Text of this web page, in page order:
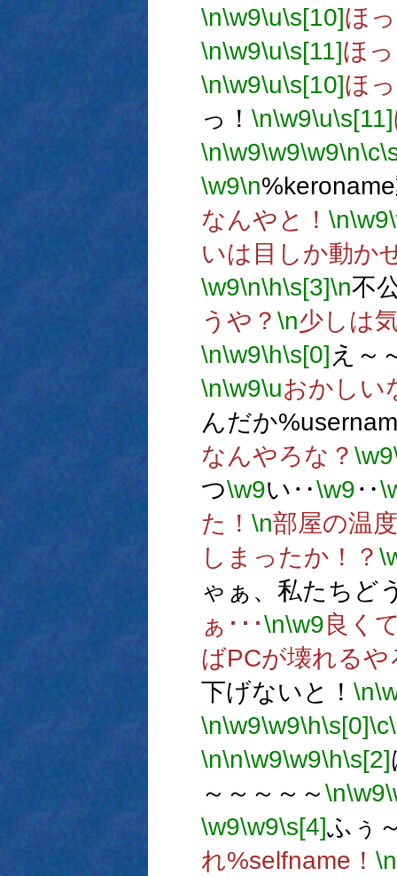
\n\w9\u\s[10]ほ
\n\w9\u\s[11]ほ
\n\w9\u\s[10]ほ
っ！ \n\w9\u\s[11]
\n\w9\w9\w9\n\c
\w9\n
なんやと！ \n\w9
いは目しか動か
\w9\n\h\s[3]\n不
うや？ \n少しは
\n\w9\h\s[0] え～
\n\w9\uおかしい
んだか
なんやろな？ \w9
つ\w9い‥\w9‥
た！ \n部屋の温
しまったか！？
ゃぁ、私たちど
ぁ･･･\n\w9良く
ばPCが壊れるや
下げないと！ \n
\n\w9\w9\h\s[0]\c
\n\n\w9\w9\h\s[2]
～～～～～\n\w9
\w9\w9\s[4]ふぅ
れ%selfname！ \n